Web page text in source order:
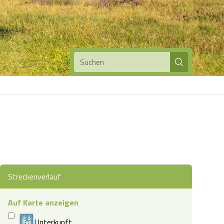
Suchen
Streckenverlauf
Auf Karte anzeigen